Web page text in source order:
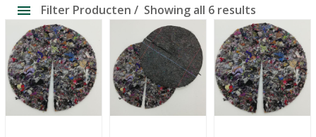
Filter Producten Showing all 6 results